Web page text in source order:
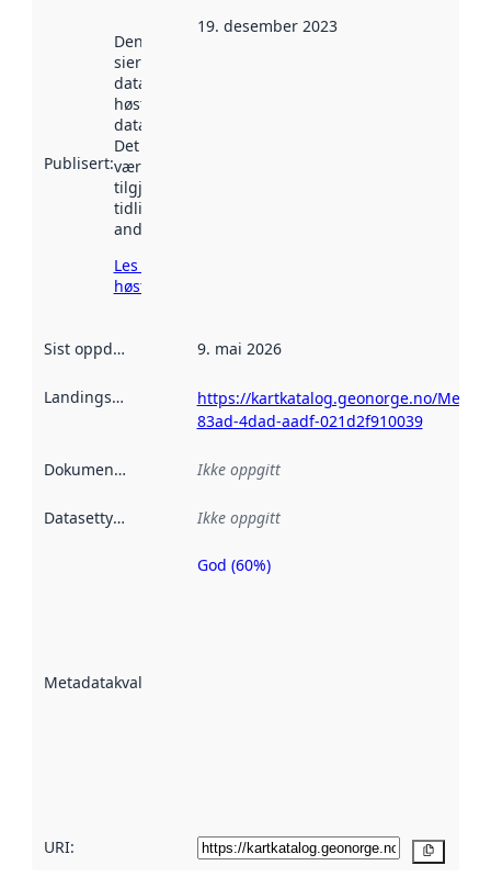
Publisert:
Denne datoen
sier når
datasettet ble
høstet av
data.norge.no.
Det kan ha
vært
tilgjengelig
tidligere
andre steder.
Les mer om
høsting her
19. desember 2023
Sist oppdatert 9. mai 2026
Landingsside
https://kartkatalog.geonorge.no/
83ad-4dad-aadf-021d2f910039
Dokumentasjon Ikke oppgitt
Datasettype Ikke oppgitt
Metadatakvalitet
Metadatakvalitet
God (60%)
URI: